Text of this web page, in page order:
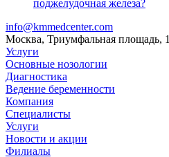
поджелудочная железа?
info@kmmedcenter.com
Москва, Триумфальная площадь, 1
Услуги
Основные нозологии
Диагностика
Ведение беременности
Компания
Специалисты
Услуги
Новости и акции
Филиалы